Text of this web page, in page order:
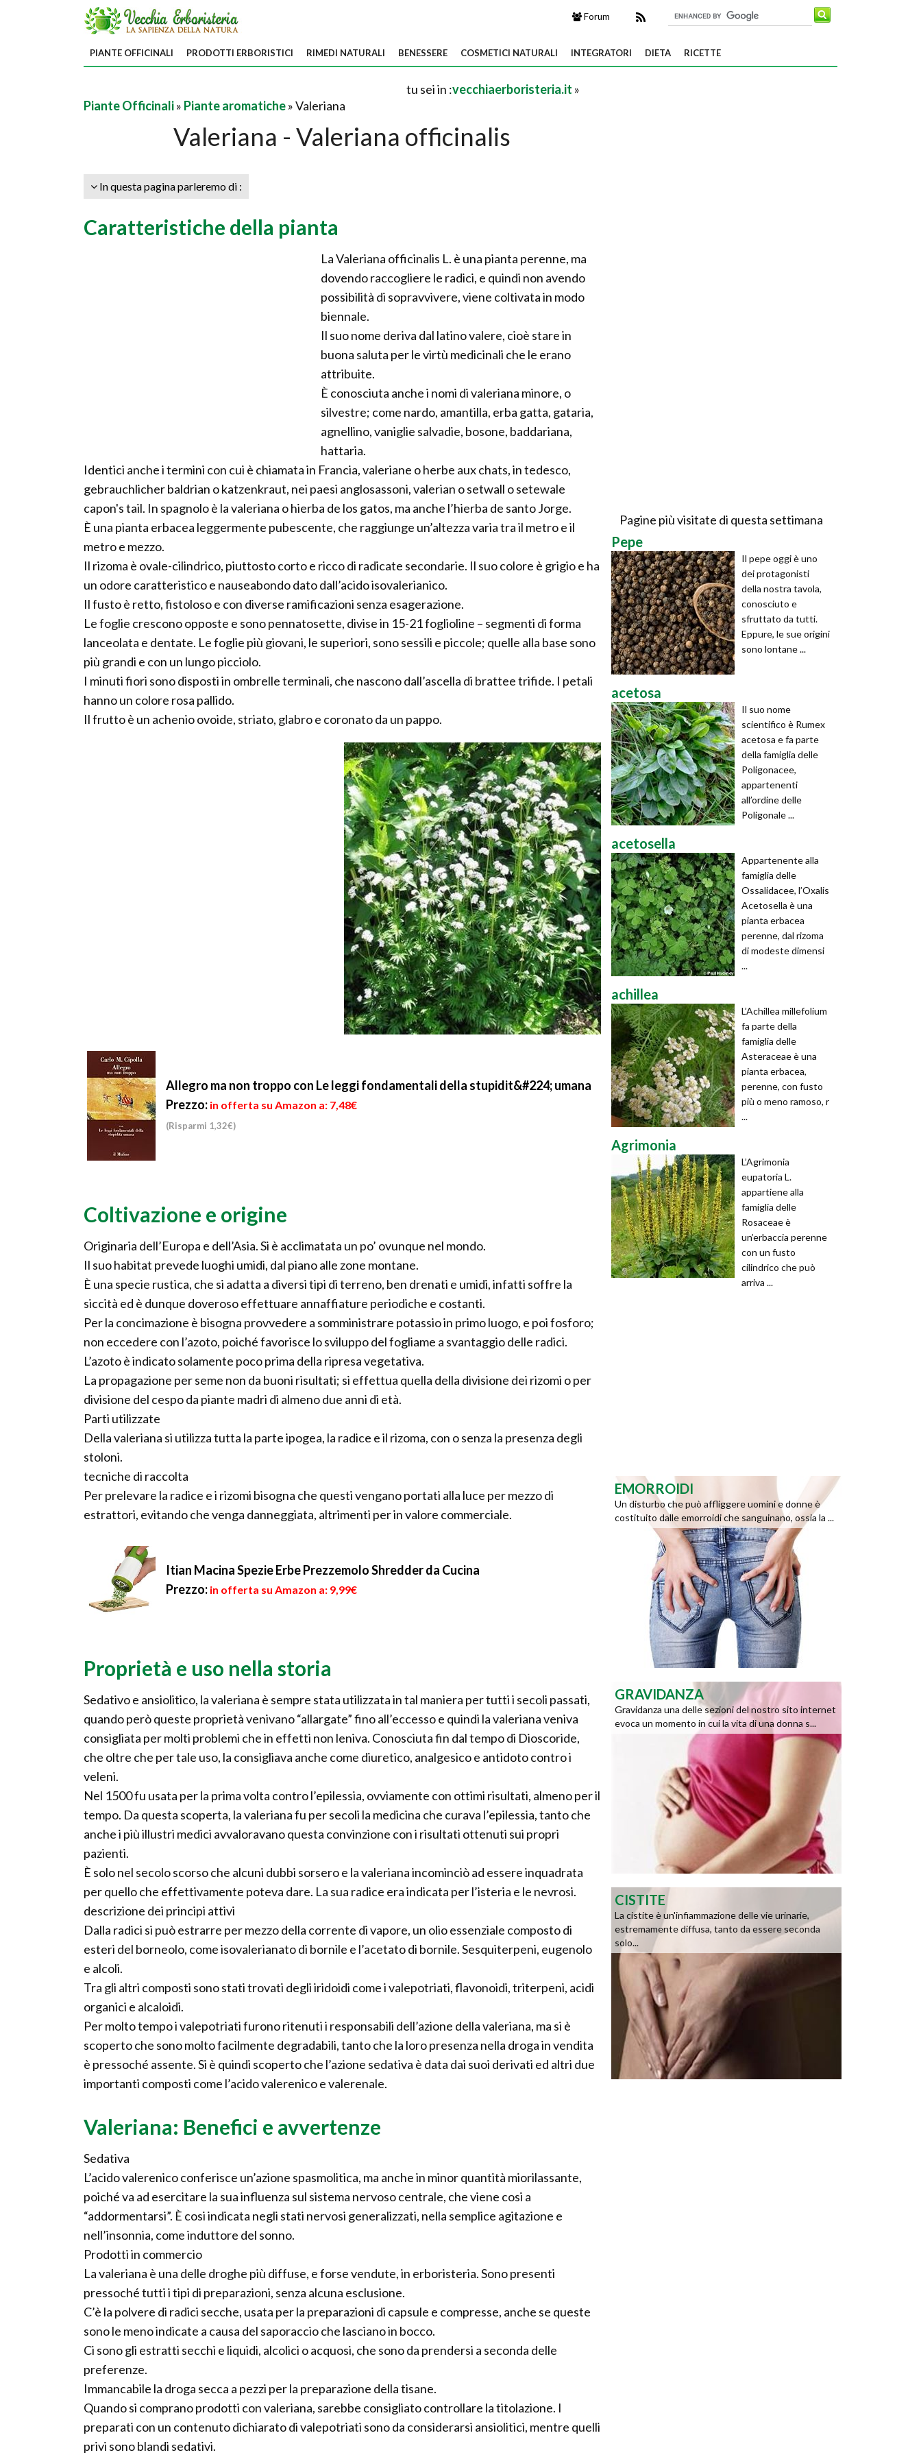
Forum
PIANTE OFFICINALI PRODOTTI ERBORISTICI RIMEDI NATURALI BENESSERE COSMETICI NATURALI INTEGRATORI DIETA RICETTE
tu sei in :vecchiaerboristeria.it »
Piante Officinali» Piante aromatiche» Valeriana
Valeriana - Valeriana officinalis
In questa pagina parleremo di :
Caratteristiche della pianta
La Valeriana officinalis L. è una pianta perenne, ma
dovendo raccogliere le radici, e quindi non avendo
possibilità di sopravvivere, viene coltivata in modo
biennale.
Il suo nome deriva dal latino valere, cioè stare in
buona saluta per le virtù medicinali che le erano
attribuite.
È conosciuta anche i nomi di valeriana minore, o
silvestre; come nardo, amantilla, erba gatta, gataria,
agnellino, vaniglie salvadie, bosone, baddariana,
hattaria.
Identici anche i termini con cui è chiamata in Francia, valeriane o herbe aux chats, in tedesco,
gebrauchlicher baldrian o katzenkraut, nei paesi anglosassoni, valerian o setwall o setewale
capon's tail. In spagnolo è la valeriana o hierba de los gatos, ma anche l’hierba de santo Jorge.
È una pianta erbacea leggermente pubescente, che raggiunge un’altezza varia tra il metro e il
metro e mezzo.
Il rizoma è ovale-cilindrico, piuttosto corto e ricco di radicate secondarie. Il suo colore è grigio e ha
un odore caratteristico e nauseabondo dato dall’acido isovalerianico.
Il fusto è retto, fistoloso e con diverse ramificazioni senza esagerazione.
Le foglie crescono opposte e sono pennatosette, divise in 15-21 foglioline – segmenti di forma
lanceolata e dentate. Le foglie più giovani, le superiori, sono sessili e piccole; quelle alla base sono
più grandi e con un lungo picciolo.
I minuti fiori sono disposti in ombrelle terminali, che nascono dall’ascella di brattee trifide. I petali
hanno un colore rosa pallido.
Il frutto è un achenio ovoide, striato, glabro e coronato da un pappo.
Allegro ma non troppo con Le leggi fondamentali della stupidit&#224; umana
Prezzo: in offerta su Amazon a: 7,48€
(Risparmi 1,32€)
Coltivazione e origine
Originaria dell’Europa e dell’Asia. Si è acclimatata un po’ ovunque nel mondo.
Il suo habitat prevede luoghi umidi, dal piano alle zone montane.
È una specie rustica, che si adatta a diversi tipi di terreno, ben drenati e umidi, infatti soffre la
siccità ed è dunque doveroso effettuare annaffiature periodiche e costanti.
Per la concimazione è bisogna provvedere a somministrare potassio in primo luogo, e poi fosforo;
non eccedere con l’azoto, poiché favorisce lo sviluppo del fogliame a svantaggio delle radici.
L’azoto è indicato solamente poco prima della ripresa vegetativa.
La propagazione per seme non da buoni risultati; si effettua quella della divisione dei rizomi o per
divisione del cespo da piante madri di almeno due anni di età.
Parti utilizzate
Della valeriana si utilizza tutta la parte ipogea, la radice e il rizoma, con o senza la presenza degli
stoloni.
tecniche di raccolta
Per prelevare la radice e i rizomi bisogna che questi vengano portati alla luce per mezzo di
estrattori, evitando che venga danneggiata, altrimenti per in valore commerciale.
Itian Macina Spezie Erbe Prezzemolo Shredder da Cucina
Prezzo: in offerta su Amazon a: 9,99€
Proprietà e uso nella storia
Sedativo e ansiolitico, la valeriana è sempre stata utilizzata in tal maniera per tutti i secoli passati,
quando però queste proprietà venivano “allargate” fino all’eccesso e quindi la valeriana veniva
consigliata per molti problemi che in effetti non leniva. Conosciuta fin dal tempo di Dioscoride,
che oltre che per tale uso, la consigliava anche come diuretico, analgesico e antidoto contro i
veleni.
Nel 1500 fu usata per la prima volta contro l’epilessia, ovviamente con ottimi risultati, almeno per il
tempo. Da questa scoperta, la valeriana fu per secoli la medicina che curava l’epilessia, tanto che
anche i più illustri medici avvaloravano questa convinzione con i risultati ottenuti sui propri
pazienti.
È solo nel secolo scorso che alcuni dubbi sorsero e la valeriana incominciò ad essere inquadrata
per quello che effettivamente poteva dare. La sua radice era indicata per l’isteria e le nevrosi.
descrizione dei principi attivi
Dalla radici si può estrarre per mezzo della corrente di vapore, un olio essenziale composto di
esteri del borneolo, come isovalerianato di bornile e l’acetato di bornile. Sesquiterpeni, eugenolo
e alcoli.
Tra gli altri composti sono stati trovati degli iridoidi come i valepotriati, flavonoidi, triterpeni, acidi
organici e alcaloidi.
Per molto tempo i valepotriati furono ritenuti i responsabili dell’azione della valeriana, ma si è
scoperto che sono molto facilmente degradabili, tanto che la loro presenza nella droga in vendita
è pressoché assente. Si è quindi scoperto che l’azione sedativa è data dai suoi derivati ed altri due
importanti composti come l’acido valerenico e valerenale.
Valeriana: Benefici e avvertenze
Sedativa
L’acido valerenico conferisce un’azione spasmolitica, ma anche in minor quantità miorilassante,
poiché va ad esercitare la sua influenza sul sistema nervoso centrale, che viene cosi a
“addormentarsi”. È cosi indicata negli stati nervosi generalizzati, nella semplice agitazione e
nell’insonnia, come induttore del sonno.
Prodotti in commercio
La valeriana è una delle droghe più diffuse, e forse vendute, in erboristeria. Sono presenti
pressoché tutti i tipi di preparazioni, senza alcuna esclusione.
C’è la polvere di radici secche, usata per la preparazioni di capsule e compresse, anche se queste
sono le meno indicate a causa del saporaccio che lasciano in bocco.
Ci sono gli estratti secchi e liquidi, alcolici o acquosi, che sono da prendersi a seconda delle
preferenze.
Immancabile la droga secca a pezzi per la preparazione della tisane.
Quando si comprano prodotti con valeriana, sarebbe consigliato controllare la titolazione. I
preparati con un contenuto dichiarato di valepotriati sono da considerarsi ansiolitici, mentre quelli
privi sono blandi sedativi.
Pagine più visitate di questa settimana
Pepe
Il pepe oggi è uno
dei protagonisti
della nostra tavola,
conosciuto e
sfruttato da tutti.
Eppure, le sue origini
sono lontane ...
acetosa
Il suo nome
scientifico è Rumex
acetosa e fa parte
della famiglia delle
Poligonacee,
appartenenti
all’ordine delle
Poligonale ...
acetosella
Appartenente alla
famiglia delle
Ossalidacee, l’Oxalis
Acetosella è una
pianta erbacea
perenne, dal rizoma
di modeste dimensi
...
achillea
L’Achillea millefolium
fa parte della
famiglia delle
Asteraceae è una
pianta erbacea,
perenne, con fusto
più o meno ramoso, r
...
Agrimonia
L’Agrimonia
eupatoria L.
appartiene alla
famiglia delle
Rosaceae è
un’erbaccia perenne
con un fusto
cilindrico che può
arriva ...
EMORROIDI
Un disturbo che può affliggere uomini e donne è
costituito dalle emorroidi che sanguinano, ossia la ...
GRAVIDANZA
Gravidanza una delle sezioni del nostro sito internet
evoca un momento in cui la vita di una donna s...
CISTITE
La cistite è un'infiammazione delle vie urinarie,
estremamente diffusa, tanto da essere seconda
solo...